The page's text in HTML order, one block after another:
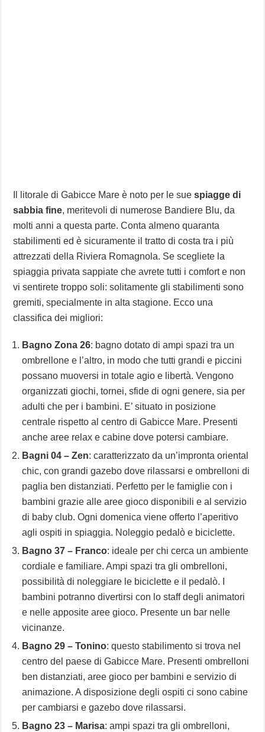
Il litorale di Gabicce Mare è noto per le suespiagge di
sabbia fine, meritevoli di numerose Bandiere Blu, da
molti anni a questa parte. Conta almeno quaranta
stabilimenti ed è sicuramente il tratto di costa tra i più
attrezzati della Riviera Romagnola. Se scegliete la
spiaggia privata sappiate che avrete tutti i comfort e non
vi sentirete troppo soli: solitamente gli stabilimenti sono
gremiti, specialmente in alta stagione. Ecco una
classifica dei migliori:
Bagno Zona 26: bagno dotato di ampi spazi tra un
ombrellone e l’altro, in modo che tutti grandi e piccini
possano muoversi in totale agio e libertà. Vengono
organizzati giochi, tornei, sfide di ogni genere, sia per
adulti che per i bambini. E’ situato in posizione
centrale rispetto al centro di Gabicce Mare. Presenti
anche aree relax e cabine dove potersi cambiare.
Bagni 04 – Zen: caratterizzato da un’impronta oriental
chic, con grandi gazebo dove rilassarsi e ombrelloni di
paglia ben distanziati. Perfetto per le famiglie con i
bambini grazie alle aree gioco disponibili e al servizio
di baby club. Ogni domenica viene offerto l’aperitivo
agli ospiti in spiaggia. Noleggio pedalò e biciclette.
Bagno 37 – Franco: ideale per chi cerca un ambiente
cordiale e familiare. Ampi spazi tra gli ombrelloni,
possibilità di noleggiare le biciclette e il pedalò. I
bambini potranno divertirsi con lo staff degli animatori
e nelle apposite aree gioco. Presente un bar nelle
vicinanze.
Bagno 29 – Tonino: questo stabilimento si trova nel
centro del paese di Gabicce Mare. Presenti ombrelloni
ben distanziati, aree gioco per bambini e servizio di
animazione. A disposizione degli ospiti ci sono cabine
per cambiarsi e gazebo dove rilassarsi.
Bagno 23 – Marisa: ampi spazi tra gli ombrelloni,